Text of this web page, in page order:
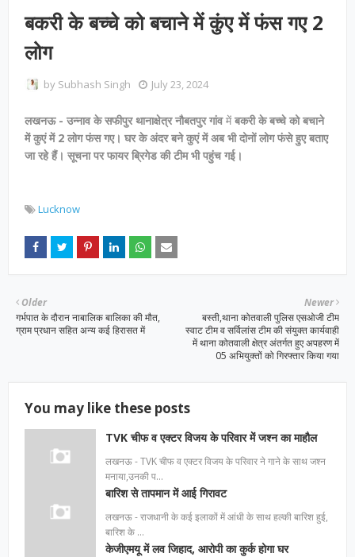
बकरी के बच्चे को बचाने में कुंए में फंस गए 2
लोग
by Subhash Singh July 23, 2024
लखनऊ - उन्नाव के सफीपुर थानाक्षेत्र नौबतपुर गांवमेंबकरी के बच्चे को बचाने
में कुएं में 2 लोग फंस गए। घर के अंदर बने कुएं में अब भी दोनों लोग फंसे हुए बताए
जा रहे हैं। सूचना पर फायर ब्रिगेड की टीम भी पहुंच गई।
Lucknow
Newer
बस्ती,थाना कोतवाली पुलिस एसओजी टीम
स्वाट टीम व सर्विलांस टीम की संयुक्त कार्यवाही
में थाना कोतवाली क्षेत्र अंतर्गत हुए अपहरण में
05 अभियुक्तों को गिरफ्तार किया गया
Older
गर्भपात के दौरान नाबालिक बालिका की मौत,
ग्राम प्रधान सहित अन्य कई हिरासत में
You may like these posts
TVK चीफ व एक्टर विजय के परिवार में जश्न का माहौल
लखनऊ - TVK चीफ व एक्टर विजय के परिवार ने गाने के साथ जश्न
मनाया,उनकी प…
बारिश से तापमान में आई गिरावट
लखनऊ - राजधानी के कई इलाकों में आंधी के साथ हल्की बारिश हुई,
बारिश के …
केजीएमयू में लव जिहाद, आरोपी का कुर्क होगा घर